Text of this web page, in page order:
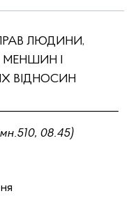
ЛЮДИНИ,
І
ВІДНОСИН
.510, 08.45)